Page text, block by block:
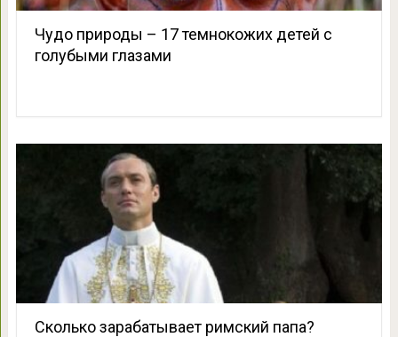
Чудо природы – 17 темнокожих детей с
голубыми глазами
Сколько зарабатывает римский папа?